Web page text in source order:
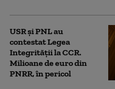
USR și PNL au
contestat Legea
Integrității la CCR.
Milioane de euro din
PNRR, în pericol